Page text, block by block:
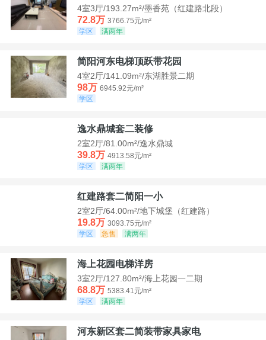
4室3厅/193.27m²/墨香苑（红建路北段）
72.8万 3766.75元/m²
学区
满两年
简阳河东电梯顶跃带花园
4室2厅/141.09m²/东湖胜景二期
98万 6945.92元/m²
学区
逸水鼎城套二装修
2室2厅/81.00m²/逸水鼎城
39.8万 4913.58元/m²
学区
满两年
红建路套二简阳一小
2室2厅/64.00m²/地下城堡（红建路）
19.8万 3093.75元/m²
学区
急售 满两年
海上花园电梯洋房
3室2厅/127.80m²/海上花园一二期
68.8万 5383.41元/m²
学区
满两年
河东新区套二简装带家具家电